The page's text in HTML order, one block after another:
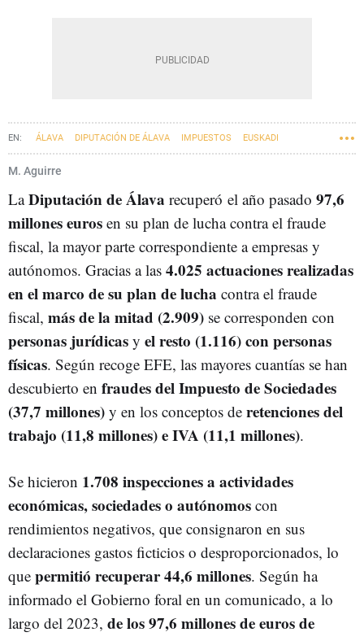
ÁLAVA DIPUTACIÓN DE ÁLAVA IMPUESTOS EUSKADI
M. Aguirre
LaDiputación de Álava recuperó el año pasado 97,6
millones euros en su plan de lucha contra el fraude
fiscal, la mayor parte correspondiente a empresas y
autónomos. Gracias a las 4.025 actuaciones realizadas
en el marco de su plan de lucha contra el fraude
fiscal, más de la mitad (2.909) se corresponden con
personas jurídicas y el resto (1.116) con personas
físicas. Según recoge EFE, las mayores cuantías se han
descubierto en fraudes del Impuesto de Sociedades
(37,7 millones) y en los conceptos de retenciones del
trabajo (11,8 millones) e IVA (11,1 millones).
Se hicieron 1.708 inspecciones a actividades
económicas, sociedades o autónomos con
rendimientos negativos, que consignaron en sus
declaraciones gastos ficticios o desproporcionados, lo
que permitió recuperar 44,6 millones. Según ha
informado el Gobierno foral en un comunicado, a lo
largo del 2023, de los 97,6 millones de euros de